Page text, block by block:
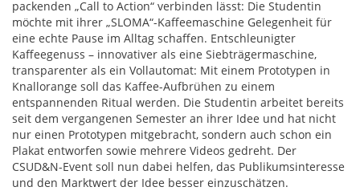
packenden „Call to Action“ verbinden lässt: Die Studentin
möchte mit ihrer „SLOMA“-Kaffeemaschine Gelegenheit für
eine echte Pause im Alltag schaffen. Entschleunigter
Kaffeegenuss – innovativer als eine Siebträgermaschine,
transparenter als ein Vollautomat: Mit einem Prototypen in
Knallorange soll das Kaffee-Aufbrühen zu einem
entspannenden Ritual werden. Die Studentin arbeitet bereits
seit dem vergangenen Semester an ihrer Idee und hat nicht
nur einen Prototypen mitgebracht, sondern auch schon ein
Plakat entworfen sowie mehrere Videos gedreht. Der
CSUD&N-Event soll nun dabei helfen, das Publikumsinteresse
und den Marktwert der Idee besser einzuschätzen.